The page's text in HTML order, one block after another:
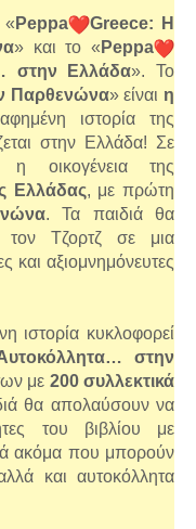
« Peppa
Greece: Η
» και το « Peppa
στην Ελλάδα». Το
Παρθενώνα» είναι η
ιστορία της
στην Ελλάδα! Σε
οικογένεια της
Ελλάδας, με πρώτη
. Τα παιδιά θα
Τζορτζ σε μια
και αξιομνημόνευτες
ιστορία κυκλοφορεί
στην
με 200 συλλεκτικά
θα απολαύσουν να
του βιβλίου με
ακόμα που μπορούν
και αυτοκόλλητα